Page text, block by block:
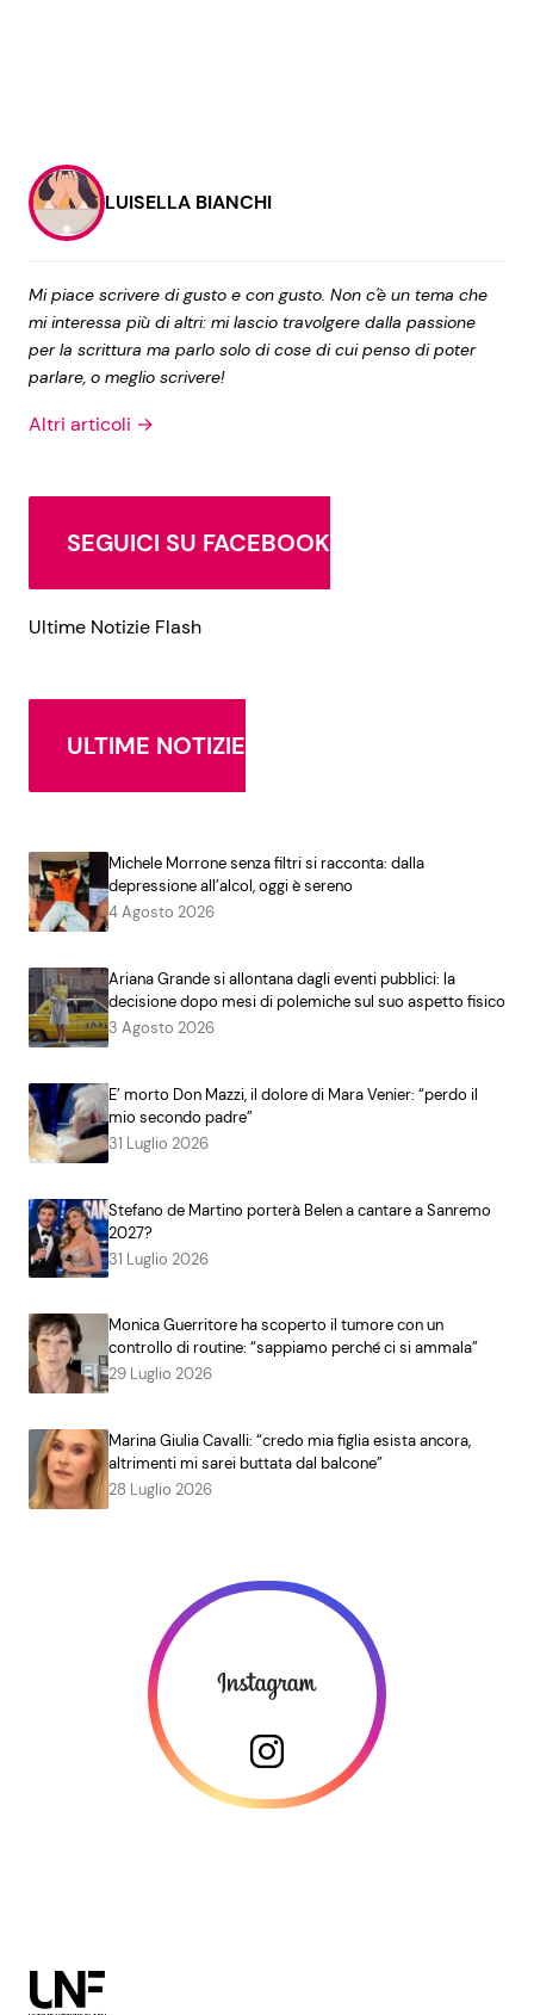
LUISELLA BIANCHI
Mi piace scrivere di gusto e con gusto. Non c'è un tema che
mi interessa più di altri: mi lascio travolgere dalla passione
per la scrittura ma parlo solo di cose di cui penso di poter
parlare, o meglio scrivere!
Altri articoli →
SEGUICI SU FACEBOOK
Ultime Notizie Flash
ULTIME NOTIZIE
Michele Morrone senza filtri si racconta: dalla
depressione all’alcol, oggi è sereno
4 Agosto 2026
Ariana Grande si allontana dagli eventi pubblici: la
decisione dopo mesi di polemiche sul suo aspetto fisico
3 Agosto 2026
E’ morto Don Mazzi, il dolore di Mara Venier: “perdo il
mio secondo padre”
31 Luglio 2026
Stefano de Martino porterà Belen a cantare a Sanremo
2027?
31 Luglio 2026
Monica Guerritore ha scoperto il tumore con un
controllo di routine: “sappiamo perché ci si ammala”
29 Luglio 2026
Marina Giulia Cavalli: “credo mia figlia esista ancora,
altrimenti mi sarei buttata dal balcone”
28 Luglio 2026